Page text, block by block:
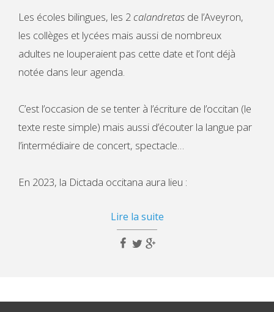
Les écoles bilingues, les 2 calandretas de l’Aveyron,
les collèges et lycées mais aussi de nombreux
adultes ne louperaient pas cette date et l’ont déjà
notée dans leur agenda.
C’est l’occasion de se tenter à l’écriture de l’occitan (le
texte reste simple) mais aussi d’écouter la langue par
l’intermédiaire de concert, spectacle…
En 2023, la Dictada occitana aura lieu :
Lire la suite